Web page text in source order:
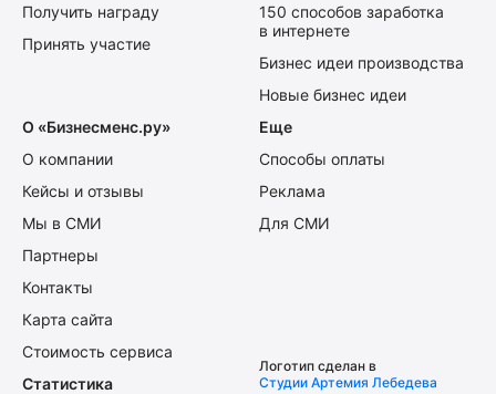
Получить награду
Принять участие
150 способов заработка
в интернете
Бизнес идеи производства
Новые бизнес идеи
О «Бизнесменс.ру»
О компании
Кейсы и отзывы
Мы в СМИ
Партнеры
Контакты
Карта сайта
Стоимость сервиса
Еще
Способы оплаты
Реклама
Для СМИ
Статистика
Логотип сделан в
Студии Артемия Лебедева